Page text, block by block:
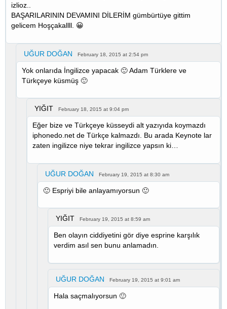
izlioz..
BAŞARILARININ DEVAMINI DİLERİM gümbürtüye gittim
gelicem Hoşçakallll. 😀
UĞUR DOĞAN February 18, 2015 at 2:54 pm
Yok onlarıda İngilizce yapacak 🙂 Adam Türklere ve
Türkçeye küsmüş 🙂
YIĞIT February 18, 2015 at 9:04 pm
Eğer bize ve Türkçeye küsseydi alt yazıyıda koymazdı
iphonedo.net de Türkçe kalmazdı. Bu arada Keynote lar
zaten ingilizce niye tekrar ingilizce yapsın ki…
UĞUR DOĞAN February 19, 2015 at 8:30 am
🙂 Espriyi bile anlayamıyorsun 🙂
YIĞIT February 19, 2015 at 8:59 am
Ben olayın ciddiyetini gör diye esprine karşılık
verdim asıl sen bunu anlamadın.
UĞUR DOĞAN February 19, 2015 at 9:01 am
Hala saçmalıyorsun 🙂